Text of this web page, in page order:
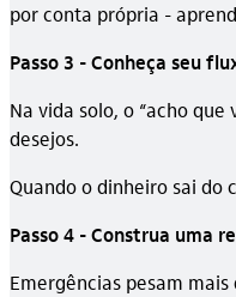
por conta própria -
Passo 3 - Conheça seu
Na vida solo, o “acho
desejos.
Quando o dinheiro sai do
Passo 4 - Construa uma
Emergências pesam